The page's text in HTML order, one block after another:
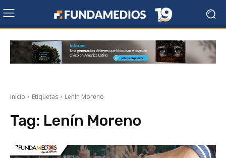
Inicio Etiquetas Lenín Moreno
Tag: Lenín Moreno